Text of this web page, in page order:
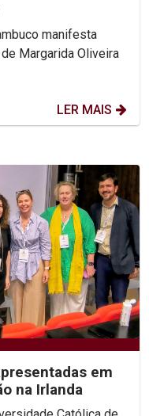
manifesta
Margarida Oliveira
LER MAIS
em
na Irlanda